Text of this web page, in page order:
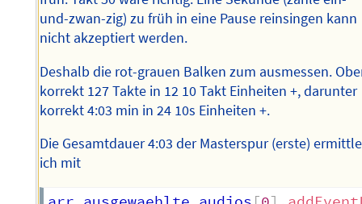
und-zwan-zig) zu früh in eine Pause reinsingen kann
nicht akzeptiert werden.
Deshalb die rot-grauen Balken zum ausmessen.
korrekt 127 Takte in 12 10 Takt Einheiten +, darunter
korrekt 4:03 min in 24 10s Einheiten +.
Die Gesamtdauer 4:03 der Masterspur (erste) ermittle
ich mit